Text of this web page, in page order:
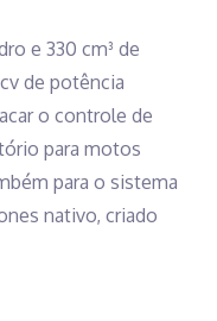
e 330 cm³ de
de potência
o controle de
para motos
para o sistema
nativo, criado